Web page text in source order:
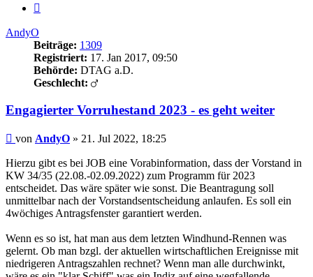
AndyO
Beiträge: 1309
Registriert: 17. Jan 2017, 09:50
Behörde: DTAG a.D.
Geschlecht:
Engagierter Vorruhestand 2023 - es geht weiter
Beitrag
von AndyO » 21. Jul 2022, 18:25
Hierzu gibt es bei JOB eine Vorabinformation, dass der Vorstand in
KW 34/35 (22.08.-02.09.2022) zum Programm für 2023
entscheidet. Das wäre später wie sonst. Die Beantragung soll
unmittelbar nach der Vorstandsentscheidung anlaufen. Es soll ein
4wöchiges Antragsfenster garantiert werden.
Wenn es so ist, hat man aus dem letzten Windhund-Rennen was
gelernt. Ob man bzgl. der aktuellen wirtschaftlichen Ereignisse mit
niedrigeren Antragszahlen rechnet? Wenn man alle durchwinkt,